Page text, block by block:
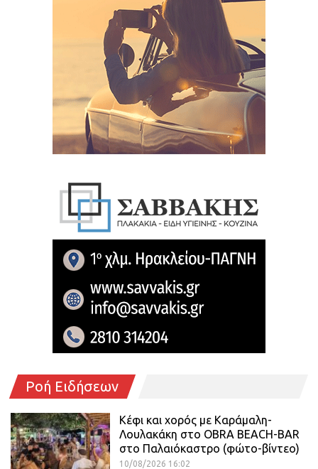
Ροή Ειδήσεων
Κέφι και χορός με Καράμαλη-
Λουλακάκη στο OBRA BEACH-BAR
στο Παλαιόκαστρο (φώτο-βίντεο)
10/08/2026 16:02